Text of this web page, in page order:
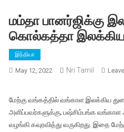
மம்தா பானர்ஜிக்கு
கொல்கத்தா
இந்தியா
May 12, 2022 Nri Tamil
மேற்கு வங்கத்தில் வங்காள இலக்கிய
அளிப்பவர்களுக்கு, பஷ்சிம்பங்க வங்காள
வழங்கி கவுரவித்து வருகிறது. இதை